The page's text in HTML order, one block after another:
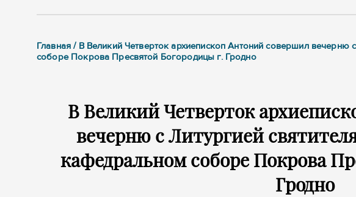
Главная / В Великий Четверток архиепископ Антоний совершил
соборе Покрова Пресвятой Богородицы г. Гродно
В Великий Четверток
вечерню с Литургией
кафедральном соборе Покрова
Гродно